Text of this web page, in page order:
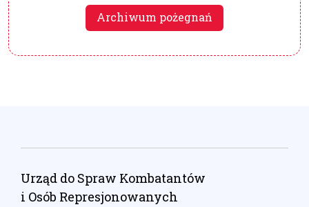
Archiwum pożegnań
Urząd do Spraw Kombatantów
i Osób Represjonowanych